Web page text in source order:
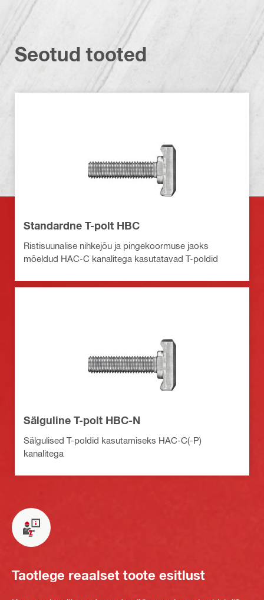
Seotud tooted
Standardne T-polt HBC
Ristisuunalise nihkejõu ja pingekoormuse jaoks
mõeldud HAC-C kanalitega kasutatavad T-poldid
Sälguline T-polt HBC-N
Sälgulised T-poldid kasutamiseks HAC-C(-P)
kanalitega
Taotlege reaalset toote esitlust